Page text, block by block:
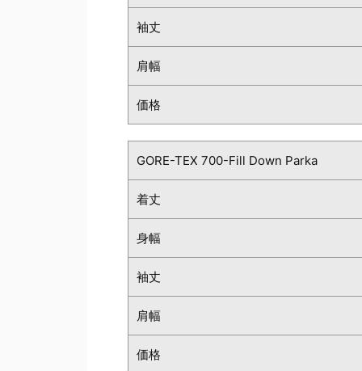
袖丈
肩幅
価格
GORE-TEX 700-Fill Down Parka
着丈
身幅
袖丈
肩幅
価格